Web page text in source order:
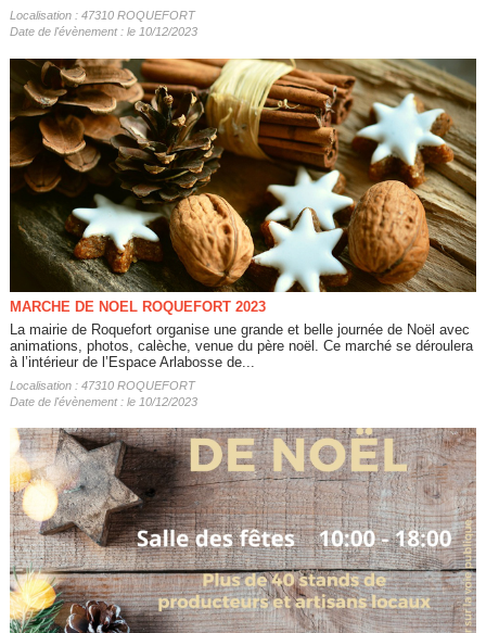
Localisation : 47310 ROQUEFORT
Date de l'évènement : le 10/12/2023
MARCHE DE NOEL ROQUEFORT 2023
La mairie de Roquefort organise une grande et belle journée de Noël avec
animations, photos, calèche, venue du père noël. Ce marché se déroulera
à l’intérieur de l’Espace Arlabosse de...
Localisation : 47310 ROQUEFORT
Date de l'évènement : le 10/12/2023